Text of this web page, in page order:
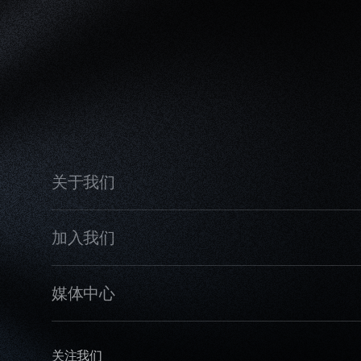
关于我们
加入我们
媒体中心
关注我们